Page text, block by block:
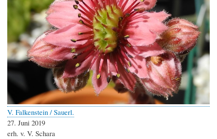
V. Falkenstein / Sauerl.
27. Juni 2019
erh. v. V. Schara